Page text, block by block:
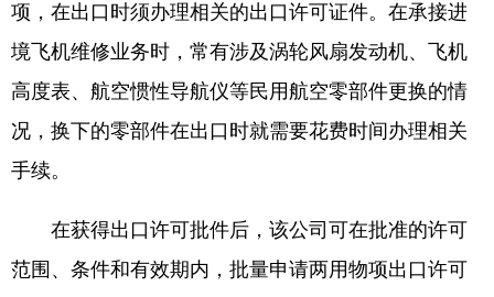
项，在出口时须办理相关的出口许可证件。在承接进
境飞机维修业务时，常有涉及涡轮风扇发动机、飞机
高度表、航空惯性导航仪等民用航空零部件更换的情
况，换下的零部件在出口时就需要花费时间办理相关
手续。
在获得出口许可批件后，该公司可在批准的许可
范围、条件和有效期内，批量申请两用物项出口许可